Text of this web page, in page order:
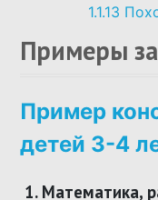
1.1.13
Примеры
Пример
детей 3-4
1. Математика,